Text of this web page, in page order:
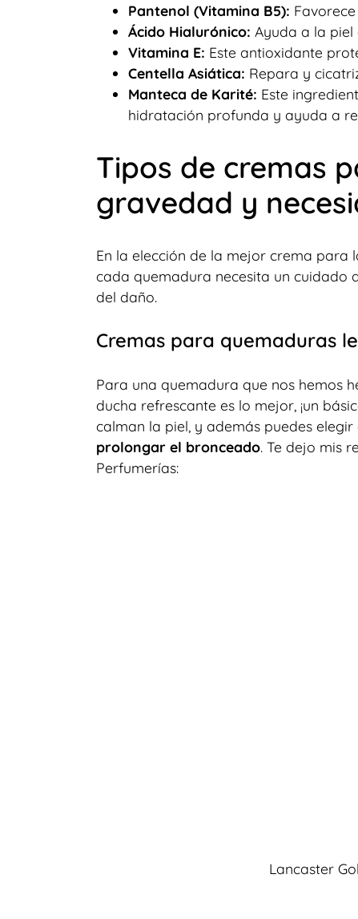
Pantenol (Vitamina B5):
Ácido Hialurónico: Ayuda a la
Vitamina E: Este antioxidante
Centella Asiática: Repara y
Manteca de Karité: Este
hidratación profunda y ayuda a
Tipos de cremas
gravedad y
En la elección de la mejor crema para
cada quemadura necesita un cuidado
del daño.
Cremas para quemaduras
Para una quemadura que nos hemos
ducha refrescante es lo mejor, ¡un
calman la piel, y además puedes
prolongar el bronceado. Te dejo mis
Perfumerías:
Lancaster